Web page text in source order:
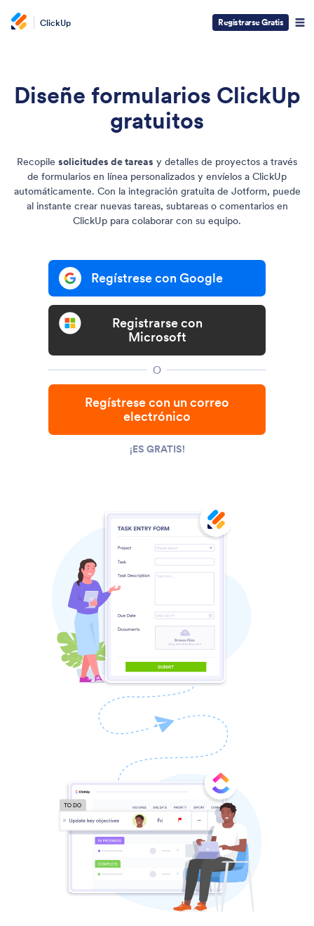
ClickUp Registrarse Gratis
Diseñe formularios ClickUp
gratuitos
Recopile solicitudes de tareas y detalles de proyectos a través
de formularios en línea personalizados y envíelos a ClickUp
automáticamente. Con la integración gratuita de Jotform, puede
al instante crear nuevas tareas, subtareas o comentarios en
ClickUp para colaborar con su equipo.
Regístrese con Google
Registrarse con
Microsoft
O
Regístrese con un correo
electrónico
¡ES GRATIS!